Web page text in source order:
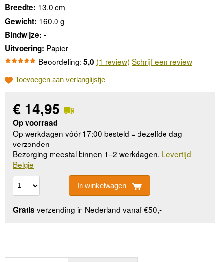
Breedte: 13.0 cm
Gewicht: 160.0 g
Bindwijze: -
Uitvoering: Papier
Beoordeling: 5,0 (1 review) Schrijf een review
Toevoegen aan verlanglijstje
€ 14,95
Op voorraad
Op werkdagen vóór 17:00 besteld = dezelfde dag
verzonden
Bezorging meestal binnen 1–2 werkdagen. Levertijd
Belgie
In winkelwagen
Gratis verzending in Nederland vanaf €50,-